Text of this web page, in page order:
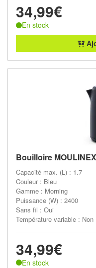
34,99€
En stock
Bouilloire
Capacité max. (L) : 1.7
Couleur : Bleu
Gamme : Morning
Puissance (W) : 2400
Sans fil : Oui
Température variable : Non
34,99€
En stock